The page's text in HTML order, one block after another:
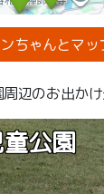
ちゃんとマッ
辺のお出か
公園